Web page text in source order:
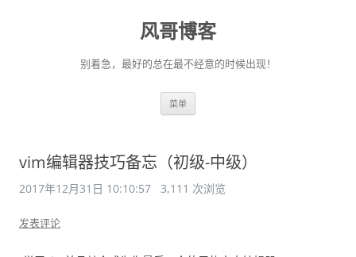
风哥博客
别着急，最好的总在最不经意的时候出现！
菜单
vim编辑器技巧备忘（初级-中级）
2017年12月31日 10:10:57 3,111 次浏览
发表评论